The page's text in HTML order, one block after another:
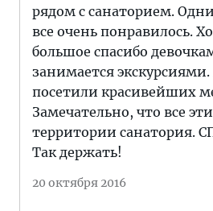
рядом с санаторием.
все очень понравилось.
большое спасибо
занимается
посетили красивейших
Замечательно, что все
территории санатория.
Так держать!
20 октября 2016